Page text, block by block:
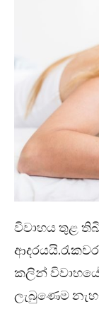
විවාහය තුළ
කලින්
ලැබුණෙම